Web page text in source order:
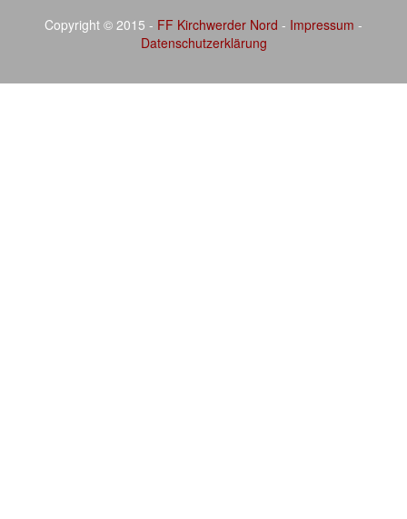
Copyright © 2015 - FF Kirchwerder Nord - Impressum -
Datenschutzerklärung